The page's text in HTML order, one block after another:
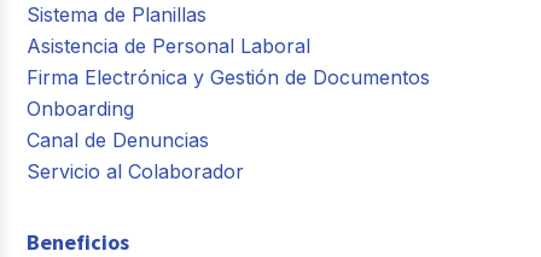
Sistema de Planillas
Asistencia de Personal Laboral
Firma Electrónica y Gestión de Documentos
Onboarding
Canal de Denuncias
Servicio al Colaborador
Beneficios